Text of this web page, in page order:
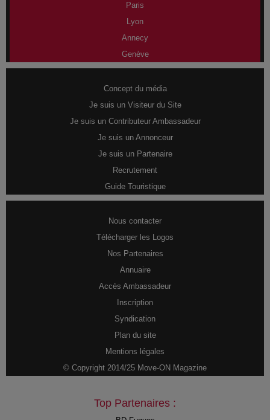
Paris
Lyon
Annecy
Genève
Concept du média
Je suis un Visiteur du Site
Je suis un Contributeur Ambassadeur
Je suis un Annonceur
Je suis un Partenaire
Recrutement
Guide Touristique
Nous contacter
Télécharger les Logos
Nos Partenaires
Annuaire
Accès Ambassadeur
Inscription
Syndication
Plan du site
Mentions légales
© Copyright 2014/25 Move-ON Magazine
Top Partenaires :